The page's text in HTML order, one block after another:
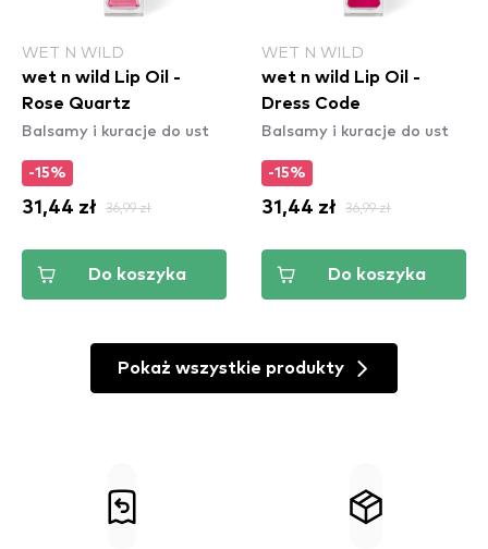
WET N WILD
wet n wild Lip Oil -
Rose Quartz
Balsamy i kuracje do ust
-15%
31,44 zł 36,99 zł
Do koszyka
WET N WILD
wet n wild Lip Oil -
Dress Code
Balsamy i kuracje do ust
-15%
31,44 zł 36,99 zł
Do koszyka
Pokaż wszystkie produkty